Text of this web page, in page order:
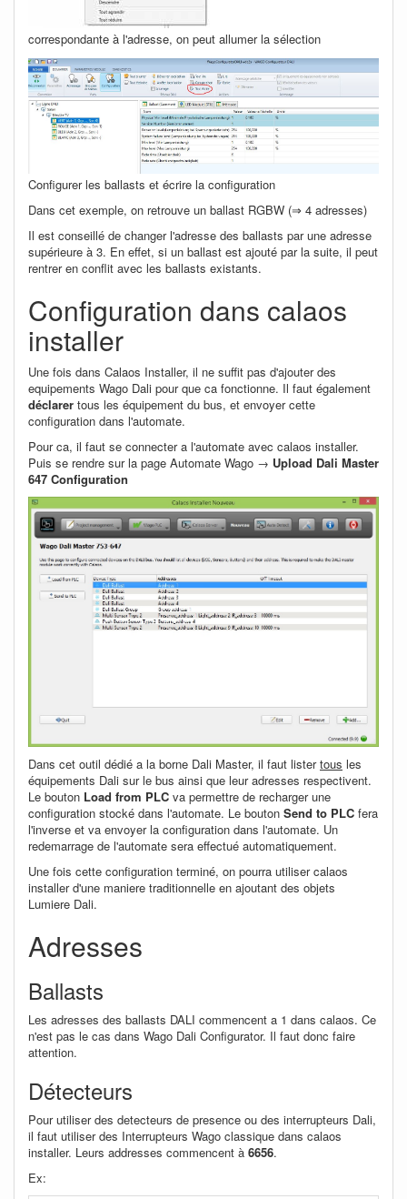
correspondante à l'adresse, on peut allumer la sélection
Configurer les ballasts et écrire la configuration
Dans cet exemple, on retrouve un ballast RGBW (⇒ 4 adresses)
Il est conseillé de changer l'adresse des ballasts par une adresse
supérieure à 3. En effet, si un ballast est ajouté par la suite, il peut
rentrer en conflit avec les ballasts existants.
Configuration dans calaos
installer
Une fois dans Calaos Installer, il ne suffit pas d'ajouter des
equipements Wago Dali pour que ca fonctionne. Il faut également
déclarer tous les équipement du bus, et envoyer cette
configuration dans l'automate.
Pour ca, il faut se connecter a l'automate avec calaos installer.
Puis se rendre sur la page Automate Wago → Upload Dali Master
647 Configuration
Dans cet outil dédié a la borne Dali Master, il faut listertous les
équipements Dali sur le bus ainsi que leur adresses respectivent.
Le bouton Load from PLC va permettre de recharger une
configuration stocké dans l'automate. Le bouton Send to PLC fera
l'inverse et va envoyer la configuration dans l'automate. Un
redemarrage de l'automate sera effectué automatiquement.
Une fois cette configuration terminé, on pourra utiliser calaos
installer d'une maniere traditionnelle en ajoutant des objets
Lumiere Dali.
Adresses
Ballasts
Les adresses des ballasts DALI commencent a 1 dans calaos. Ce
n'est pas le cas dans Wago Dali Configurator. Il faut donc faire
attention.
Détecteurs
Pour utiliser des detecteurs de presence ou des interrupteurs Dali,
il faut utiliser des Interrupteurs Wago classique dans calaos
installer. Leurs addresses commencent à 6656.
Ex: